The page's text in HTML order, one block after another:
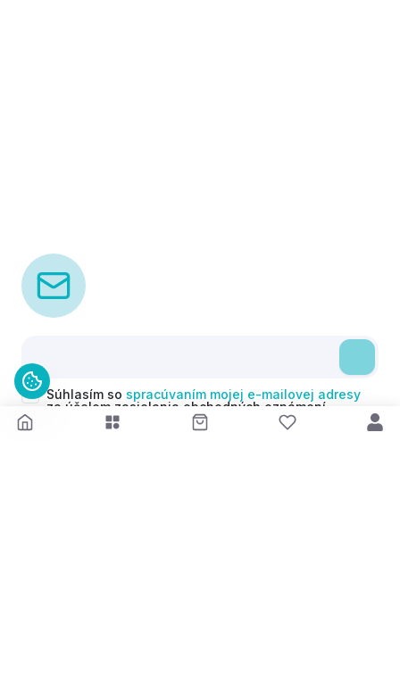
Súhlasím so spracúvaním mojej e-mailovej adresy
za účelom zasielania obchodných oznámení
(newsletterov) v súlade s čl. 6 ods. 1 písm. a)
Nariadenia GDPR. Svoj súhlas môžem kedykoľvek